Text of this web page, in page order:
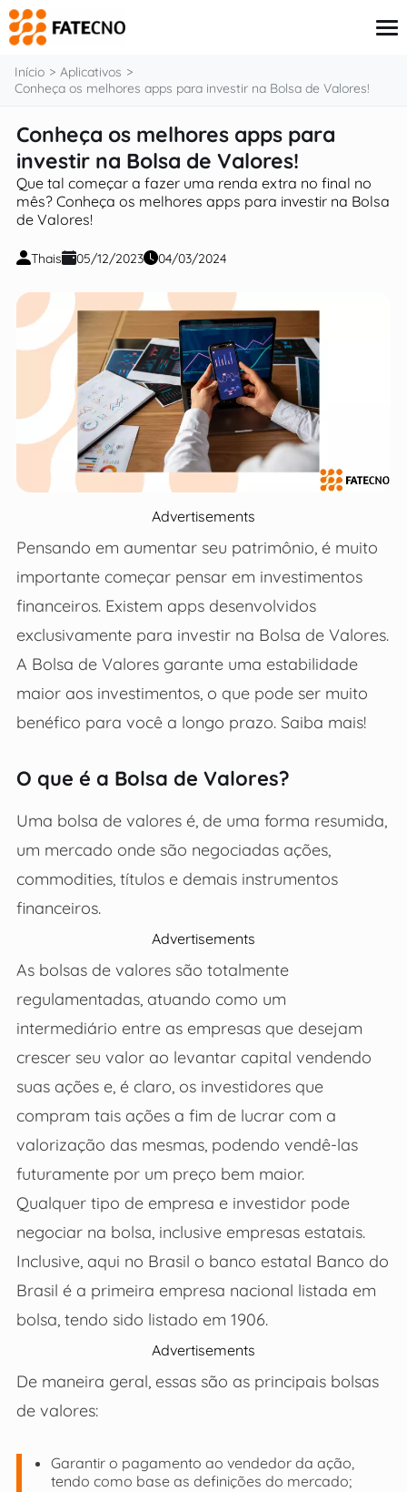
o
conteúdo
Aplicativos
Tutoriais
Governo
Renda Extra
Finanças
Início
Aplicativos
Conheça os melhores apps para investir na Bolsa de Valores!
Conheça os melhores apps para
investir na Bolsa de Valores!
Que tal começar a fazer uma renda extra no final no
mês? Conheça os melhores apps para investir na Bolsa
de Valores!
Thais 05/12/2023 04/03/2024
Advertisements
Pensando em aumentar seu patrimônio, é muito
importante começar pensar em investimentos
financeiros. Existem apps desenvolvidos
exclusivamente para investir na Bolsa de Valores.
A Bolsa de Valores garante uma estabilidade
maior aos investimentos, o que pode ser muito
benéfico para você a longo prazo. Saiba mais!
O que é a Bolsa de Valores?
Uma bolsa de valores é, de uma forma resumida,
um mercado onde são negociadas ações,
commodities, títulos e demais instrumentos
financeiros.
Advertisements
As bolsas de valores são totalmente
regulamentadas, atuando como um
intermediário entre as empresas que desejam
crescer seu valor ao levantar capital vendendo
suas ações e, é claro, os investidores que
compram tais ações a fim de lucrar com a
valorização das mesmas, podendo vendê-las
futuramente por um preço bem maior.
Qualquer tipo de empresa e investidor pode
negociar na bolsa, inclusive empresas estatais.
Inclusive, aqui no Brasil o banco estatal Banco do
Brasil é a primeira empresa nacional listada em
bolsa, tendo sido listado em 1906.
Advertisements
De maneira geral, essas são as principais bolsas
de valores:
Garantir o pagamento ao vendedor da ação,
tendo como base as definições do mercado;